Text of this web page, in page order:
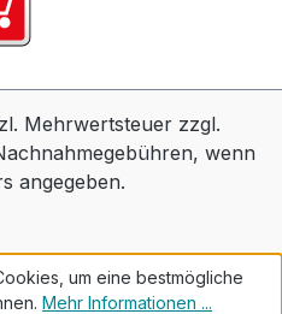
Mehrwertsteuer zzgl.
wenn
angegeben.
um eine bestmögliche
Mehr Informationen ...